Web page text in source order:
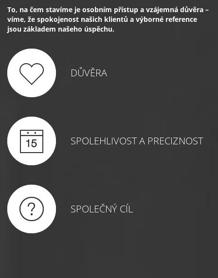
To, na čem stavíme je osobním přístup a vzájemná důvěra –
víme, že spokojenost našich klientů a výborné reference
jsou základem našeho úspěchu.
DŮVĚRA
SPOLEHLIVOST A PRECIZNOST
SPOLEČNÝ CÍL